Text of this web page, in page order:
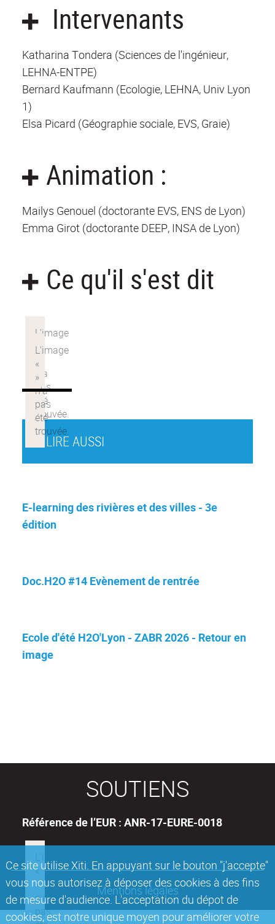
Ce site utilise Xiti. En appuyant sur le bouton "j'accepte"
vous nous autorisez à déposer des cookies à des fins
de mesure d'audience. L'acceptation du dépot de
cookies, est notre unique moyen pour améliorer votre
Intervenants
Katharina Tondera (Sciences de l'ingénieur,
LEHNA-ENTPE)
Bernard Kaufmann (Ecologie, LEHNA, Univ Lyon
1)
Elsa Picard (Géographie sociale, EVS, Graie)
Animation :
Mailys Genouel (doctorante EVS, ENS de Lyon)
Emma Girot (doctorante DEEP, INSA de Lyon)
Ce qu'il s'est dit
À LIRE AUSSI
E-learning des rivières et des villes - 3e
édition
Doc.H2O #14 Evènement de rentrée
Ecole d'été H2O'Lyon - ZABR 2026 - Retour en
image
SOUTIENS
Référence de l’EUR : ANR-17-EURE-0018
Mentions légales